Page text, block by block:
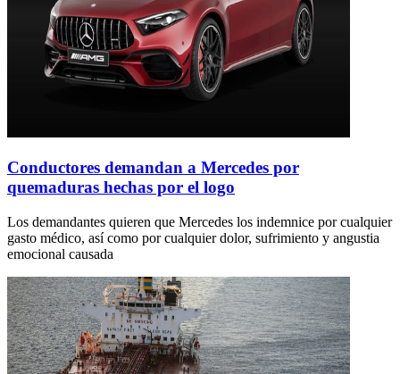
Conductores demandan a Mercedes por
quemaduras hechas por el logo
Los demandantes quieren que Mercedes los indemnice por cualquier
gasto médico, así como por cualquier dolor, sufrimiento y angustia
emocional causada